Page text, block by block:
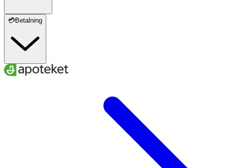
💳Betalning